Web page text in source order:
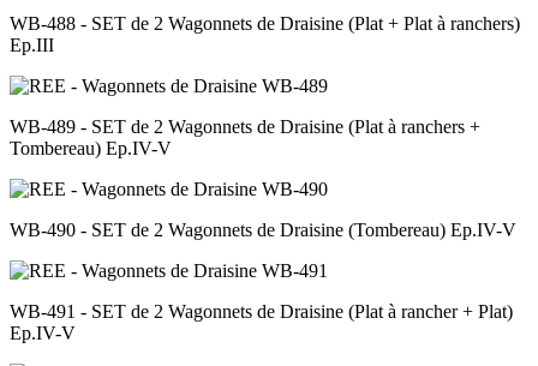
WB-488 - SET de 2 Wagonnets de Draisine (Plat + Plat à ranchers)
Ep.III
WB-489 - SET de 2 Wagonnets de Draisine (Plat à ranchers +
Tombereau) Ep.IV-V
WB-490 - SET de 2 Wagonnets de Draisine (Tombereau) Ep.IV-V
WB-491 - SET de 2 Wagonnets de Draisine (Plat à rancher + Plat)
Ep.IV-V